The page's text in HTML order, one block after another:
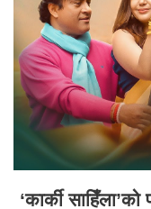
‘कार्की